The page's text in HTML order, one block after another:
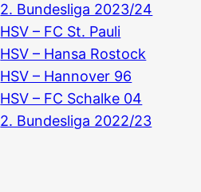
2. Bundesliga 2023/24
HSV – FC St. Pauli
HSV – Hansa Rostock
HSV – Hannover 96
HSV – FC Schalke 04
2. Bundesliga 2022/23